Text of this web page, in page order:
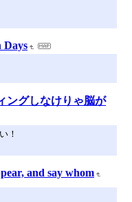
Days
ングしなけりゃ脳が
！
and say whom